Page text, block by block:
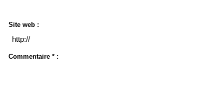
Site web :
Commentaire * :